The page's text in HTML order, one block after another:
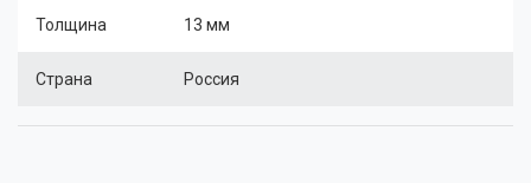
Толщина 13 мм
Страна Россия